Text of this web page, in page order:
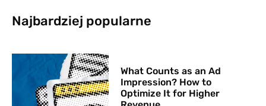
Najbardziej popularne
What Counts as an Ad
Impression? How to
Optimize It for Higher